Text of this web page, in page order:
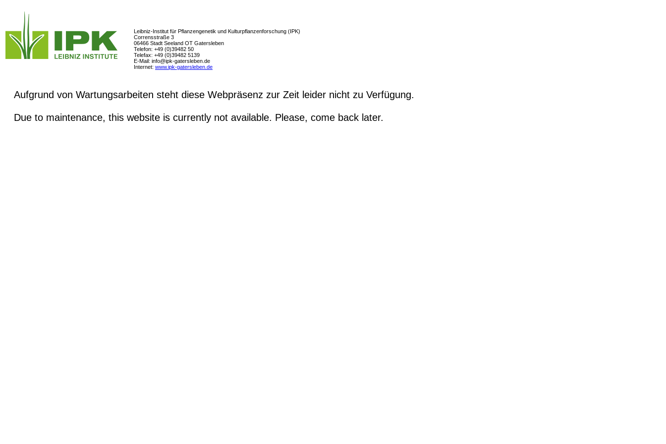
Leibniz-Institut für Pflanzengenetik und Kulturpflanzenforschung (IPK)
Corrensstraße 3
06466 Stadt Seeland OT Gatersleben
Telefon: +49 (0)39482 50
Telefax: +49 (0)39482 5139
E-Mail: info@ipk-gatersleben.de
Internet: www.ipk-gatersleben.de
Aufgrund von Wartungsarbeiten steht diese Webpräsenz zur Zeit leider nicht zu Verfügung.
Due to maintenance, this website is currently not available. Please, come back later.